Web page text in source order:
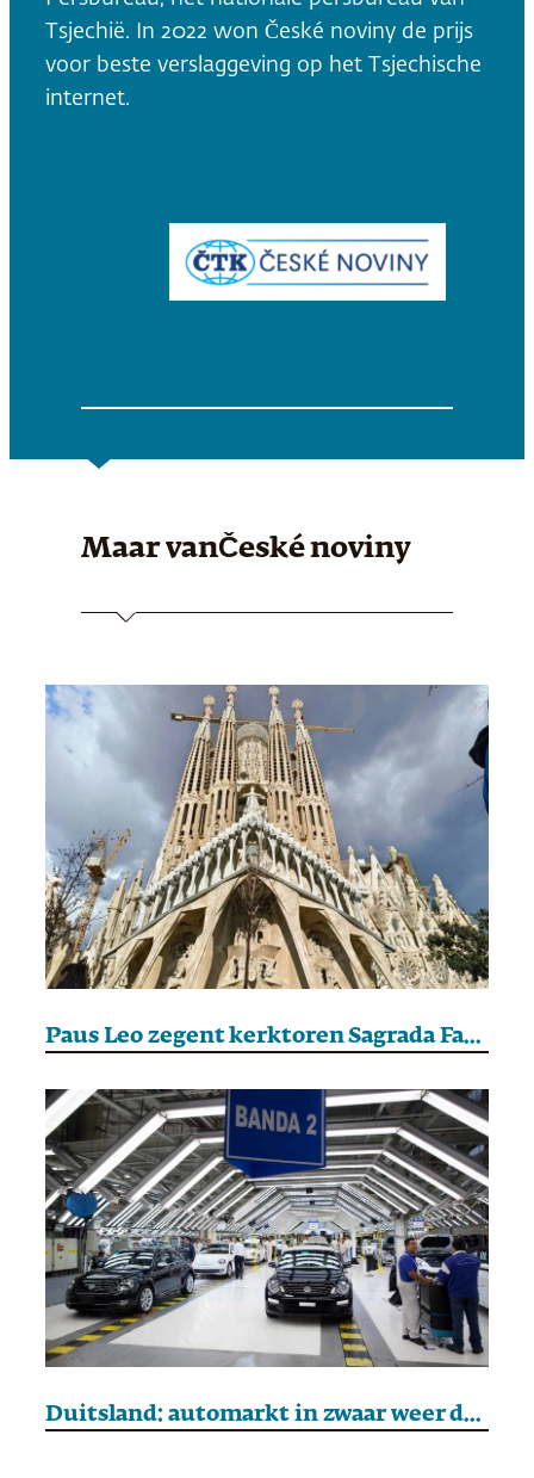
Tsjechië. In 2022 won České noviny de prijs
voor beste verslaggeving op het Tsjechische
internet.
Maar vanČeské noviny
Paus Leo zegent kerktoren Sagrada Familia in op Gaudí’s honderdste sterfdag
Duitsland: automarkt in zwaar weer door afname van het aantal banen